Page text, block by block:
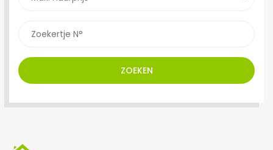
ZOEKEN